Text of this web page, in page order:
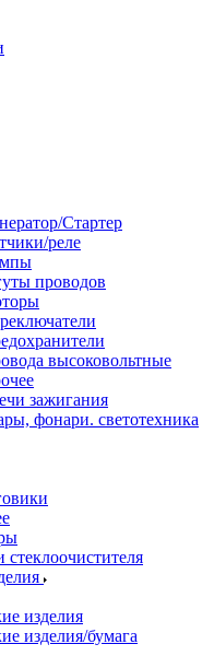
Стартер
реле
проводов
высоковольтные
зажигания
фонари. светотехника
изделия
изделия/бумага